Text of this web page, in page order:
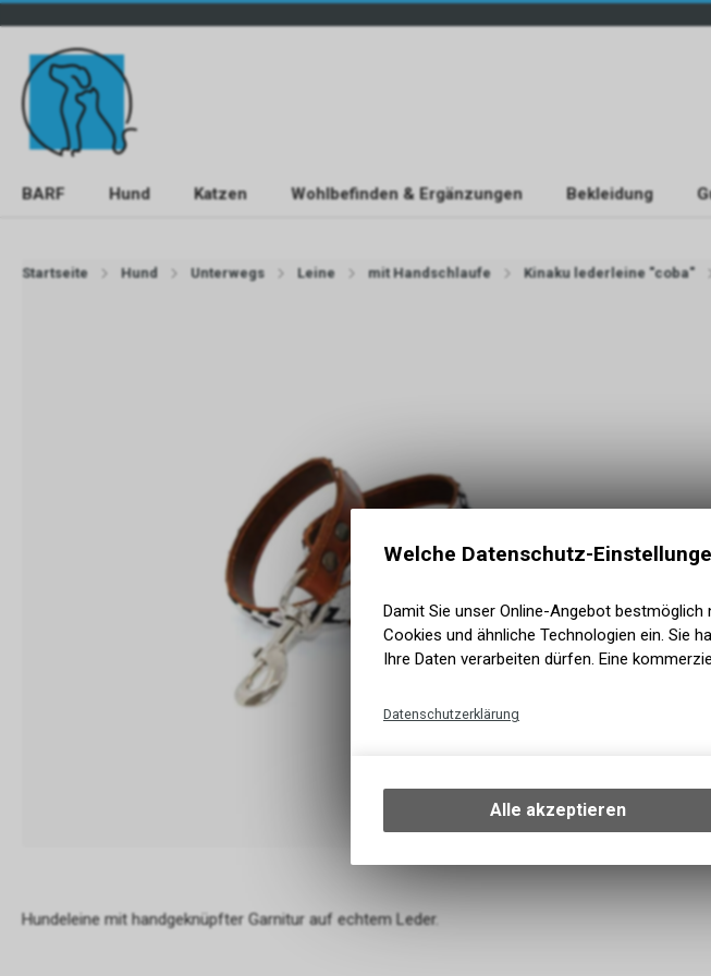
BARF Hund Katzen Wohlbefinden & Ergänzungen Bekleidung
Startseite Hund Unterwegs Leine mit Handschlaufe Kinaku lederleine "coba"
Hundeleine mit handgeknüpfter Garnitur auf echtem Leder.
Welche Datenschutz-
Damit Sie unser Online-Angebot
Cookies und ähnliche Technologien ein. Sie
Ihre Daten verarbeiten dürfen. Eine
Datenschutzerklärung
Ihrem Gerät, um die
Verwendung des
zulassen.
Alle akzeptieren